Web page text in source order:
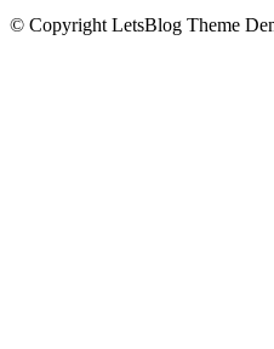
© Copyright LetsBlog Theme